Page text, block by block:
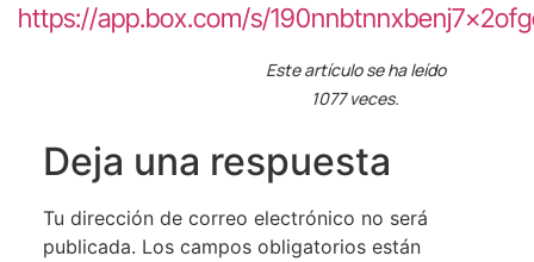
https://app.box.com/s/
Este artículo se ha leído
1077 veces.
Deja una respuesta
Tu dirección de correo electrónico no será
publicada. Los campos obligatorios están